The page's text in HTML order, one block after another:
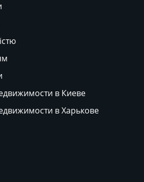
в Киеве
в Харькове